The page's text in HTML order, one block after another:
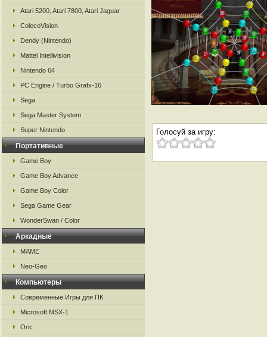
Atari 5200, Atari 7800, Atari Jaguar
ColecoVision
Dendy (Nintendo)
Mattel Intellivision
Nintendo 64
PC Engine / Turbo Grafx-16
Sega
Sega Master System
Super Nintendo
Портативные
Game Boy
Game Boy Advance
Game Boy Color
Sega Game Gear
WonderSwan / Color
Аркадные
MAME
Neo-Geo
Компьютеры
Современные Игры для ПК
Microsoft MSX-1
Oric
Голосуй за игру: